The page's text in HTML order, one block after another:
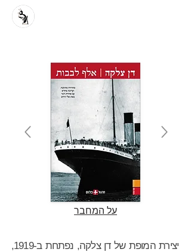
על המחבר
יצירת המופת של דן צלקה, נפתחת ב-1919,